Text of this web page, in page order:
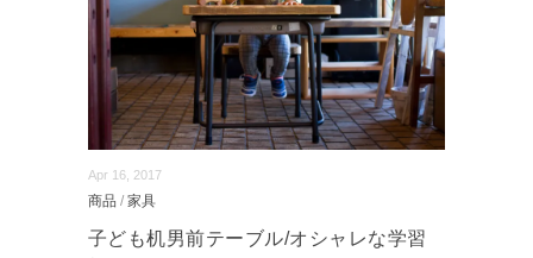
Apr 16, 2017
商品 / 家具
子ども机男前テーブル/オシャレな学習